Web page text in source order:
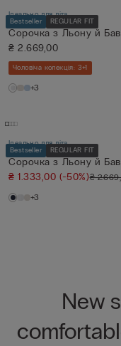
Bestseller REGULAR FIT
Ідеально для літа
Сорочка з Льону й
₴ 2.669,00
Чоловіча колекція: 3+1
+3
Bestseller REGULAR FIT
Ідеально для літа
Сорочка з Льону й
₴ 1.333,00(-50%)₴
+3
New